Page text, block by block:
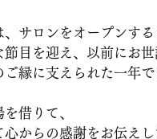
、サロンをオープンする
節目を迎え、以前にお
ご縁に支えられた一年で
を借りて、
心からの感謝をお伝えし